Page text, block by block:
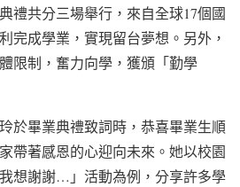
禮共分三場舉行，來自全球17個國
完成學業，實現留台夢想。另外，
限制，奮力向學，獲頒「勤學
於畢業典禮致詞時，恭喜畢業生順
帶著感恩的心迎向未來。她以校園
我想謝謝…」活動為例，分享許多學